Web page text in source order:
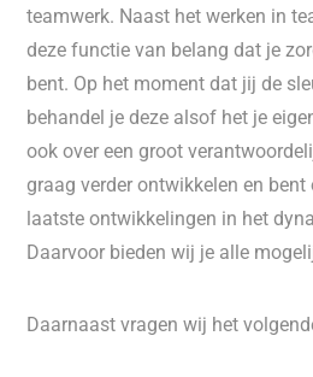
teamwerk. Naast het werken in
deze functie van belang dat je
bent. Op het moment dat jij de
behandel je deze alsof het je
ook over een groot
graag verder ontwikkelen en
laatste ontwikkelingen in het
Daarvoor bieden wij je alle
Daarnaast vragen wij het